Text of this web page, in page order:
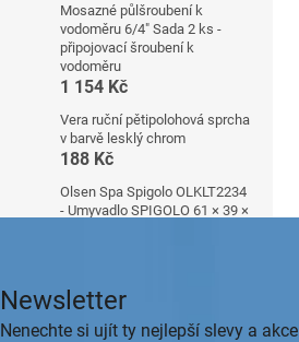
Mosazné půlšroubení k
vodoměru 6/4" Sada 2 ks -
připojovací šroubení k
vodoměru
1 154 Kč
Vera ruční pětipolohová sprcha
v barvě lesklý chrom
188 Kč
Olsen Spa Spigolo OLKLT2234
- Umyvadlo SPIGOLO 61 × 39 ×
Newsletter
Nenechte si ujít ty nejlepší slevy a akce